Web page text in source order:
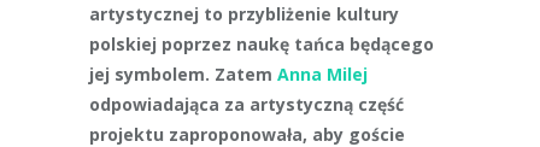
artystycznej to przybliżenie kultury
polskiej poprzez naukę tańca będącego
jej symbolem. Zatem Anna Milej
odpowiadająca za artystyczną część
projektu zaproponowała, aby goście